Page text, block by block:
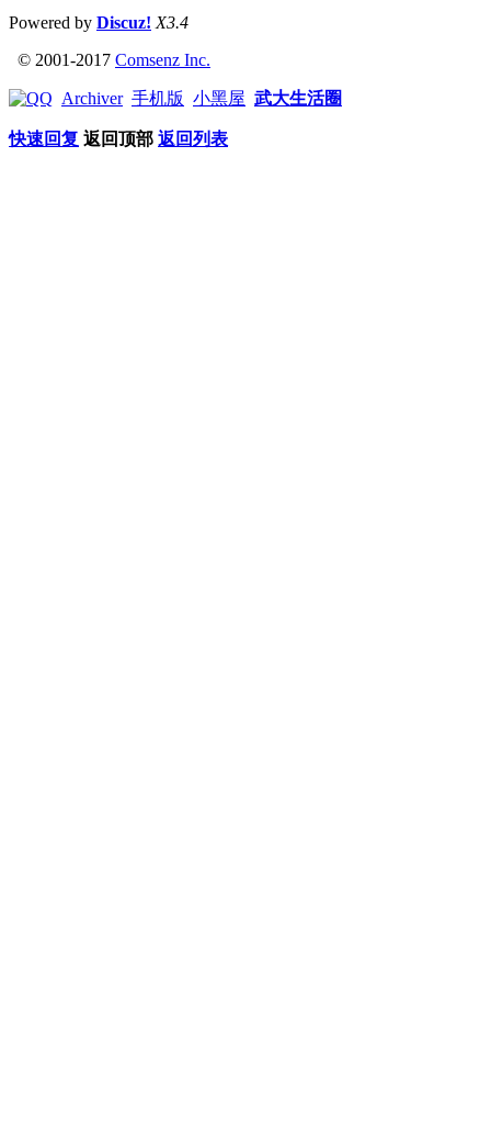
Powered by Discuz! X3.4
© 2001-2017 Comsenz Inc.
Archiver 手机版 小黑屋 武大生活圈
快速回复 返回顶部 返回列表